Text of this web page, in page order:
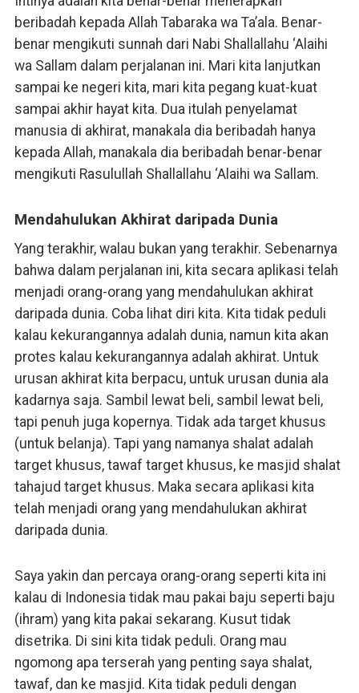
beribadah kepada Allah Tabaraka wa Ta’ala. Benar-
benar mengikuti sunnah dari Nabi Shallallahu ‘Alaihi
wa Sallam dalam perjalanan ini. Mari kita lanjutkan
sampai ke negeri kita, mari kita pegang kuat-kuat
sampai akhir hayat kita. Dua itulah penyelamat
manusia di akhirat, manakala dia beribadah hanya
kepada Allah, manakala dia beribadah benar-benar
mengikuti Rasulullah Shallallahu ‘Alaihi wa Sallam.
Mendahulukan Akhirat daripada Dunia
Yang terakhir, walau bukan yang terakhir. Sebenarnya
bahwa dalam perjalanan ini, kita secara aplikasi telah
menjadi orang-orang yang mendahulukan akhirat
daripada dunia. Coba lihat diri kita. Kita tidak peduli
kalau kekurangannya adalah dunia, namun kita akan
protes kalau kekurangannya adalah akhirat. Untuk
urusan akhirat kita berpacu, untuk urusan dunia ala
kadarnya saja. Sambil lewat beli, sambil lewat beli,
tapi penuh juga kopernya. Tidak ada target khusus
(untuk belanja). Tapi yang namanya shalat adalah
target khusus, tawaf target khusus, ke masjid shalat
tahajud target khusus. Maka secara aplikasi kita
telah menjadi orang yang mendahulukan akhirat
daripada dunia.
Saya yakin dan percaya orang-orang seperti kita ini
kalau di Indonesia tidak mau pakai baju seperti baju
(ihram) yang kita pakai sekarang. Kusut tidak
disetrika. Di sini kita tidak peduli. Orang mau
ngomong apa terserah yang penting saya shalat,
tawaf, dan ke masjid. Kita tidak peduli dengan